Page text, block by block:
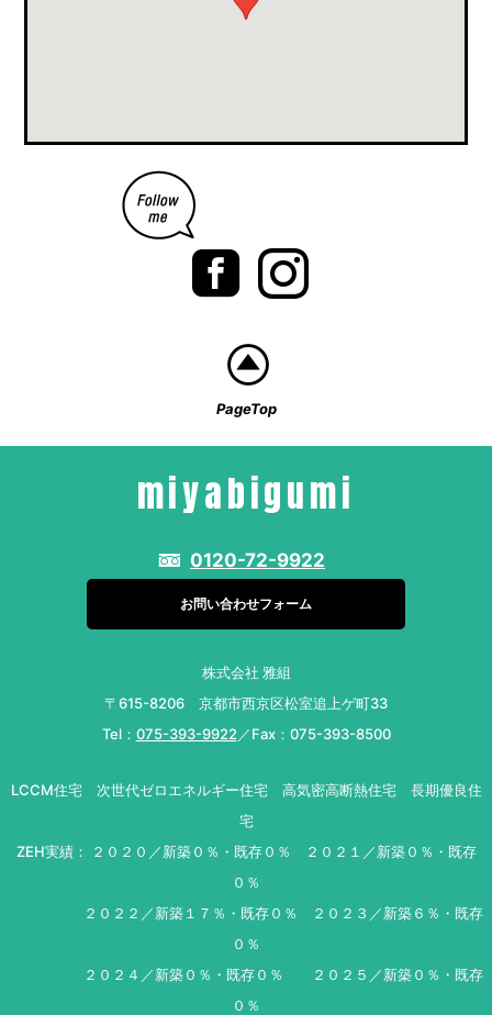
PageTop
miyabigumi
0120-72-9922
お問い合わせフォーム
株式会社 雅組
〒615-8206 京都市西京区松室追上ゲ町33
Tel： 075-393-9922 ／Fax：075-393-8500
LCCM住宅 次世代ゼロエネルギー住宅 高気密高断熱住宅 長期優良住
宅
ZEH実績： ２０２０／新築０％・既存０％ ２０２１／新築０％・既存
０％
２０２２／新築１７％・既存０％ ２０２３／新築６％・既存
０％
２０２４／新築０％・既存０％ ２０２５／新築０％・既存
０％